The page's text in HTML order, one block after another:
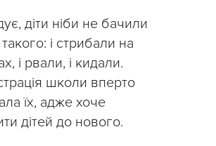
діти ніби не бачили
і стрибали на
і рвали, і кидали.
школи вперто
їх, адже хоче
дітей до нового.